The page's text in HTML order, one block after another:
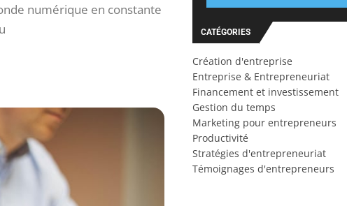
numérique en constante
CATÉGORIES
Création d'entreprise
Entreprise & Entrepreneuriat
Financement et investissement
Gestion du temps
Marketing pour entrepreneurs
Productivité
Stratégies d'entrepreneuriat
Témoignages d'entrepreneurs